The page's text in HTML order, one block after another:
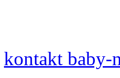
kontakt baby-